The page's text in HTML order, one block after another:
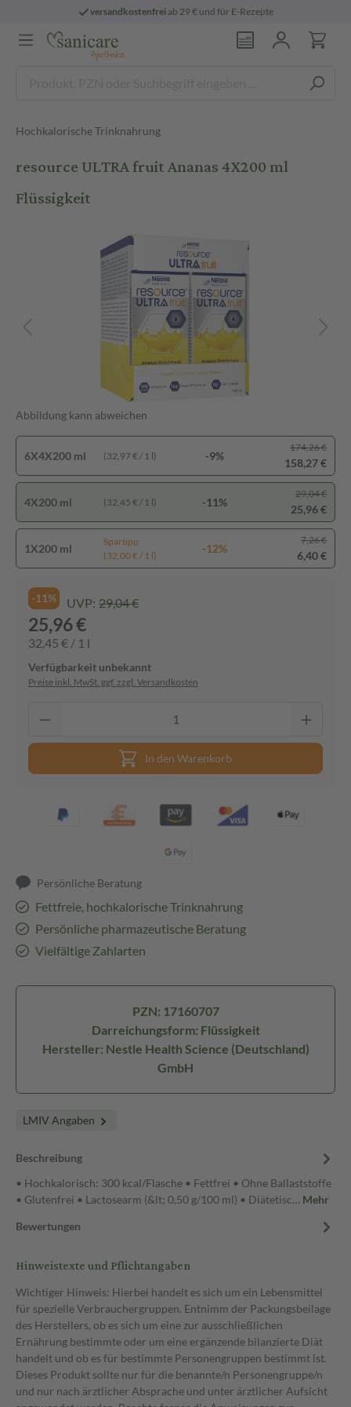
versandkostenfreiab 29 € und für E-Rezepte
Hochkalorische Trinknahrung
resource ULTRA fruit Ananas 4X200 ml
Flüssigkeit
Abbildung kann abweichen
6X4X200 ml (32,97 € / 1 l) -9%
174,26 €
158,27 €
4X200 ml (32,45 € / 1 l) -11%
29,04 €
25,96 €
1X200 ml
Spartipp
(32,00 € / 1 l)
-12%
7,26 €
6,40 €
-11% UVP: 29,04 €
25,96 €
32,45 € / 1 l
Verfügbarkeit unbekannt
Preise inkl. MwSt. ggf. zzgl. Versandkosten
In den Warenkorb
Persönliche Beratung
Fettfreie, hochkalorische Trinknahrung
Persönliche pharmazeutische Beratung
Vielfältige Zahlarten
PZN: 17160707
Darreichungsform: Flüssigkeit
Hersteller: Nestle Health Science (Deutschland)
GmbH
LMIV Angaben
Beschreibung
• Hochkalorisch: 300 kcal/Flasche • Fettfrei • Ohne Ballaststoffe
• Glutenfrei • Lactosearm (&lt; 0,50 g/100 ml) • Diätetisc… Mehr
Bewertungen
Hinweistexte und Pflichtangaben
Wichtiger Hinweis: Hierbei handelt es sich um ein Lebensmittel
für spezielle Verbrauchergruppen. Entnimm der Packungsbeilage
des Herstellers, ob es sich um eine zur ausschließlichen
Ernährung bestimmte oder um eine ergänzende bilanzierte Diät
handelt und ob es für bestimmte Personengruppen bestimmt ist.
Dieses Produkt sollte nur für die benannte/n Personengruppe/n
und nur nach ärztlicher Absprache und unter ärztlicher Aufsicht